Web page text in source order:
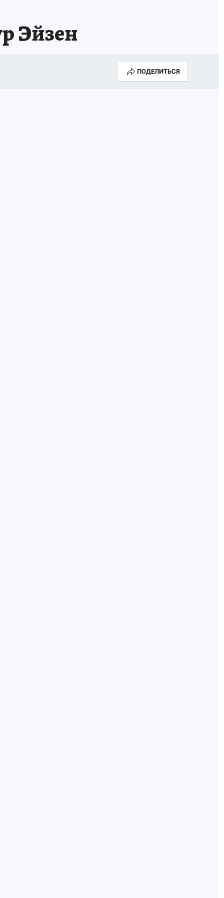
Эйзен
ПОДЕЛИТЬСЯ